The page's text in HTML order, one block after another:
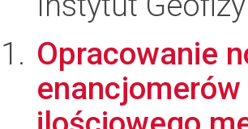
Opracowanie